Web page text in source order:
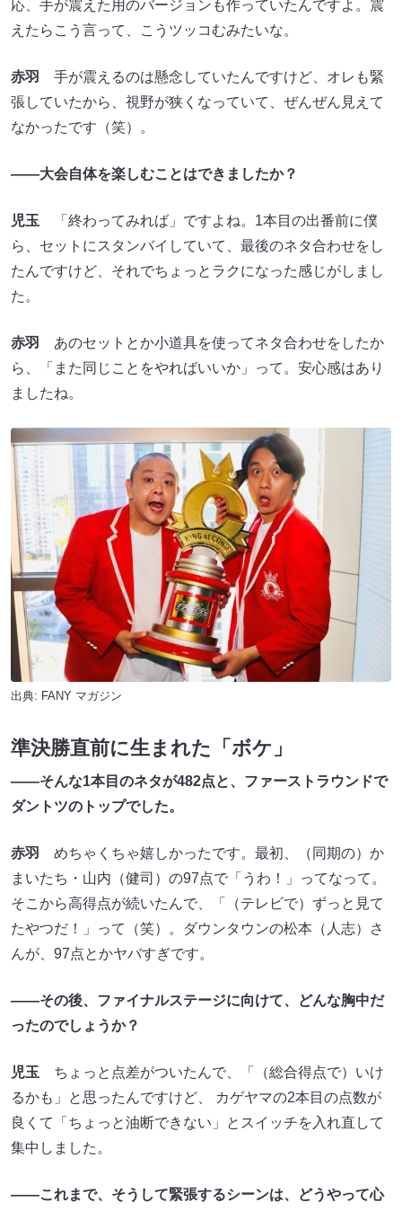
応、手が震えた用のバージョンも作っていたんですよ。震
えたらこう言って、こうツッコむみたいな。
赤羽
手が震えるのは懸念していたんですけど、オレも緊
張していたから、視野が狭くなっていて、ぜんぜん見えて
なかったです（笑）。
――大会自体を楽しむことはできましたか？
児玉 「終わってみれば」ですよね。1本目の出番前に僕
ら、セットにスタンバイしていて、最後のネタ合わせをし
たんですけど、それでちょっとラクになった感じがしまし
た。
赤羽
あのセットとか小道具を使ってネタ合わせをしたか
ら、「また同じことをやればいいか」って。安心感はあり
ましたね。
出典: FANY マガジン
準決勝直前に生まれた「ボケ」
――そんな1本目のネタが482点と、ファーストラウンドで
ダントツのトップでした。
赤羽
めちゃくちゃ嬉しかったです。最初、（同期の）か
まいたち・山内（健司）の97点で「うわ！」ってなって。
そこから高得点が続いたんで、「（テレビで）ずっと見て
たやつだ！」って（笑）。ダウンタウンの松本（人志）さ
んが、97点とかヤバすぎです。
――その後、ファイナルステージに向けて、どんな胸中だ
ったのでしょうか？
児玉 ちょっと点差がついたんで、「（総合得点で）いけ
るかも」と思ったんですけど、 カゲヤマの2本目の点数が
良くて「ちょっと油断できない」とスイッチを入れ直して
集中しました。
――これまで、そうして緊張するシーンは、どうやって心